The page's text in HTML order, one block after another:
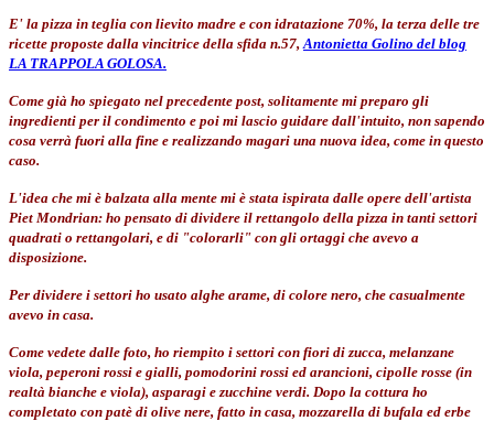
E' la pizza in teglia con lievito madre e con idratazione 70%, la terza delle tre
ricette proposte dalla vincitrice della sfida n.57, Antonietta Golino del blog
LA TRAPPOLA GOLOSA.
Come già ho spiegato nel precedente post, solitamente mi preparo gli
ingredienti per il condimento e poi mi lascio guidare dall'intuito, non sapendo
cosa verrà fuori alla fine e realizzando magari una nuova idea, come in questo
caso.
L'idea che mi è balzata alla mente mi è stata ispirata dalle opere dell'artista
Piet Mondrian: ho pensato di dividere il rettangolo della pizza in tanti settori
quadrati o rettangolari, e di "colorarli" con gli ortaggi che avevo a
disposizione.
Per dividere i settori ho usato alghe arame, di colore nero, che casualmente
avevo in casa.
Come vedete dalle foto, ho riempito i settori con fiori di zucca, melanzane
viola, peperoni rossi e gialli, pomodorini rossi ed arancioni, cipolle rosse (in
realtà bianche e viola), asparagi e zucchine verdi. Dopo la cottura ho
completato con patè di olive nere, fatto in casa, mozzarella di bufala ed erbe